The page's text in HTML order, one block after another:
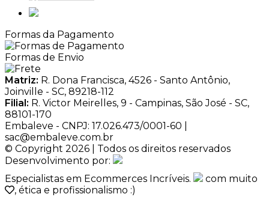
Formas da Pagamento
Formas de Envio
Matriz: R. Dona Francisca, 4526 - Santo Antônio,
Joinville - SC, 89218-112
Filial: R. Victor Meirelles, 9 - Campinas, São José - SC,
88101-170
Embaleve - CNPJ: 17.026.473/0001-60 |
sac@embaleve.com.br
© Copyright 2026 | Todos os direitos reservados
Desenvolvimento por:
Especialistas em Ecommerces Incríveis.
com muito
, ética e profissionalismo :)